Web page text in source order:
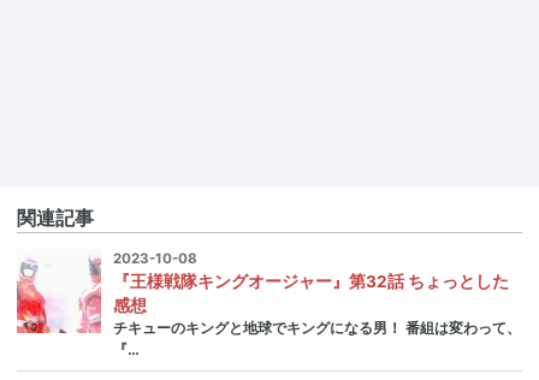
関連記事
2023-10-08
『王様戦隊キングオージャー』第32話 ちょっとした
感想
チキューのキングと地球でキングになる男！ 番組は変わって、
『…